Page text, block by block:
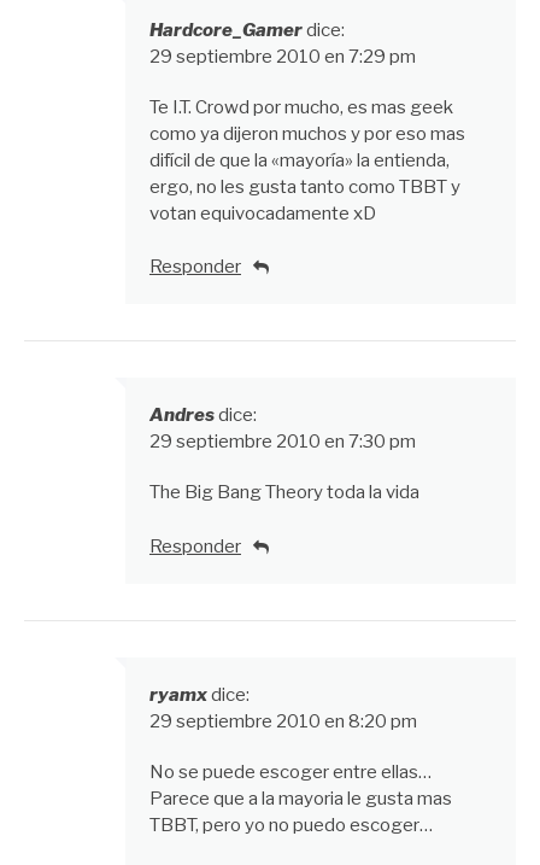
Hardcore_Gamerdice:
29 septiembre 2010 en 7:29 pm
Te I.T. Crowd por mucho, es mas geek
como ya dijeron muchos y por eso mas
difícil de que la «mayoría» la entienda,
ergo, no les gusta tanto como TBBT y
votan equivocadamente xD
Responder
Andresdice:
29 septiembre 2010 en 7:30 pm
The Big Bang Theory toda la vida
Responder
ryamxdice:
29 septiembre 2010 en 8:20 pm
No se puede escoger entre ellas…
Parece que a la mayoria le gusta mas
TBBT, pero yo no puedo escoger…